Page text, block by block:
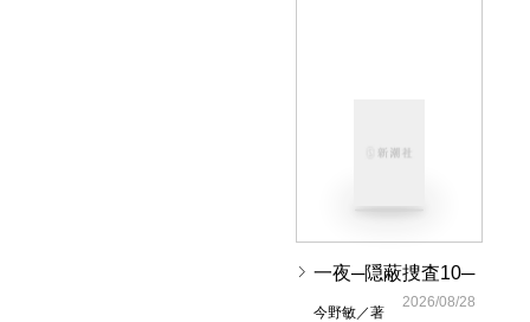
一夜─隠蔽捜査10─
今野敏／著
2026/08/28